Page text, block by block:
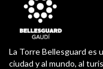
La Torre Bellesguard es
ciudad y al mundo, al